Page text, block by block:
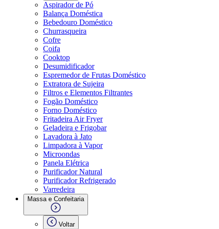
Aspirador de Pó
Balança Doméstica
Bebedouro Doméstico
Churrasqueira
Cofre
Coifa
Cooktop
Desumidificador
Espremedor de Frutas Doméstico
Extratora de Sujeira
Filtros e Elementos Filtrantes
Fogão Doméstico
Forno Doméstico
Fritadeira Air Fryer
Geladeira e Frigobar
Lavadora à Jato
Limpadora à Vapor
Microondas
Panela Elétrica
Purificador Natural
Purificador Refrigerado
Varredeira
Massa e Confeitaria
Voltar